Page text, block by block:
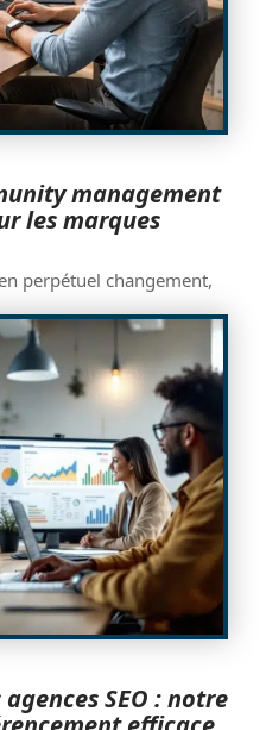
management
les marques
perpétuel changement,
SEO : notre